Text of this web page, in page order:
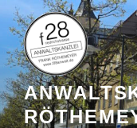
Zum
Inhalt
springen